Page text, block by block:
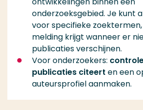
onderzoeksgebied. Je kunt
voor specifieke
melding krijgt wanneer er
publicaties verschijnen.
Voor onderzoekers:
publicaties citeert en een
auteursprofiel aanmaken.